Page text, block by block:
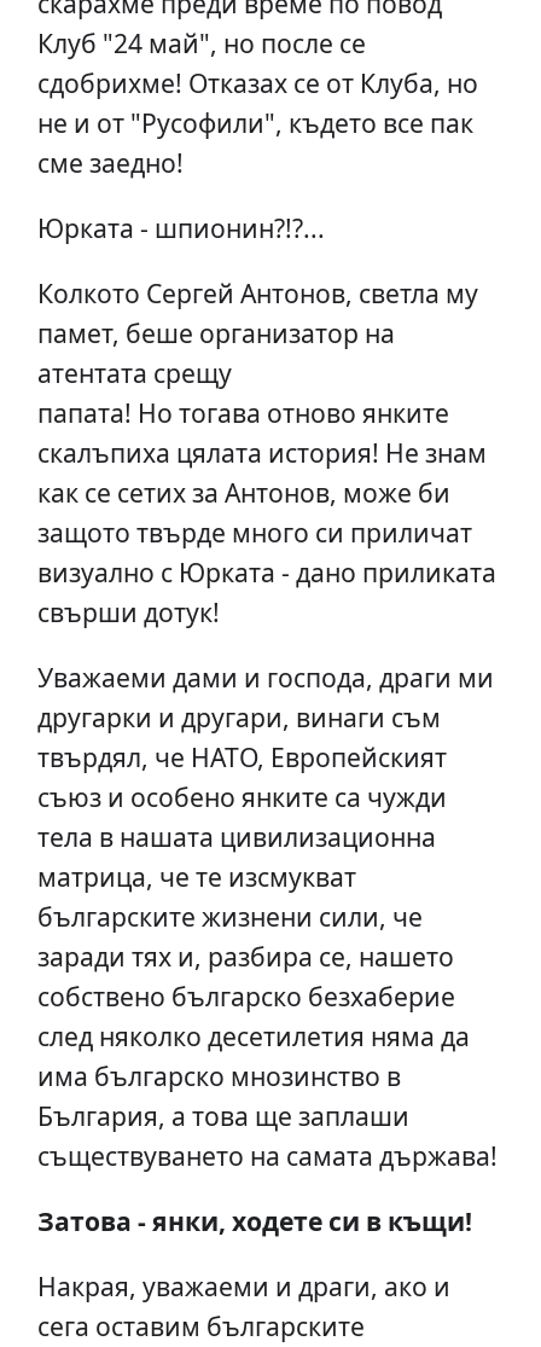
Клуб "24 май", но после се
сдобрихме! Отказах се от Клуба, но
не и от "Русофили", където все пак
сме заедно!
Юрката - шпионин?!?...
Колкото Сергей Антонов, светла му
памет, беше организатор на
атентата срещу
папата! Но тогава отново янките
скалъпиха цялата история! Не знам
как се сетих за Антонов, може би
защото твърде много си приличат
визуално с Юрката - дано приликата
свърши дотук!
Уважаеми дами и господа, драги ми
другарки и другари, винаги съм
твърдял, че НАТО, Европейският
съюз и особено янките са чужди
тела в нашата цивилизационна
матрица, че те изсмукват
българските жизнени сили, че
заради тях и, разбира се, нашето
собствено българско безхаберие
след няколко десетилетия няма да
има българско мнозинство в
България, а това ще заплаши
съществуването на самата държава!
Затова - янки, ходете си в къщи!
Накрая, уважаеми и драги, ако и
сега оставим българските